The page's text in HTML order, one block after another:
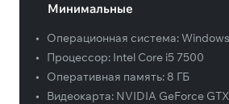
Минимальные
• Операционная система:
•
Процессор: Intel Core i5 7500
•
Оперативная память: 8 ГБ
•
Видеокарта: NVIDIA GeForce